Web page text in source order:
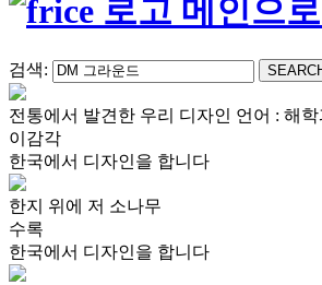
검색:
전통에서 발견한 우리 디자인 언어 : 해
이감각
한국에서 디자인을 합니다
한지 위에 저 소나무
수록
한국에서 디자인을 합니다